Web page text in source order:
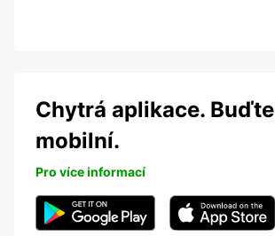
Chytrá aplikace. Buďte
mobilní.
Pro více informací